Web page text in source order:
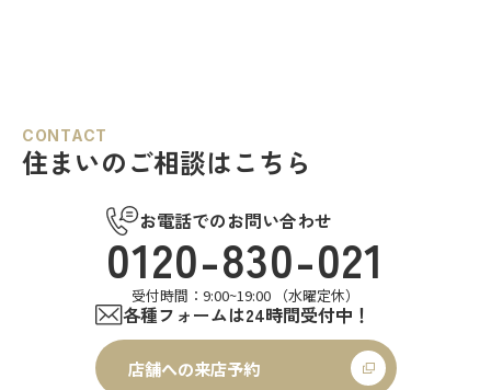
CONTACT
住まいのご相談はこちら
お電話でのお問い合わせ
0120-830-021
受付時間：9:00~19:00 （水曜定休）
各種フォームは24時間受付中！
店舗への来店予約